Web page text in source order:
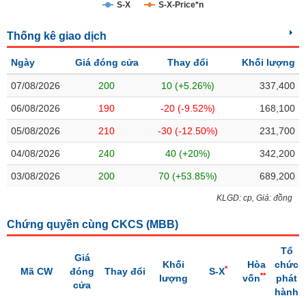
thái
phiếu
Quy
mô
thị
trường
Niêm
yết
mới
bổ
S-X S-X-Price*n
Thống kê giao dịch
Ngày Giá đóng cửa Thay đổi Khối lượng
07/08/2026 200 10 (+5.26%) 337,400
06/08/2026 190 -20 (-9.52%) 168,100
05/08/2026 210 -30 (-12.50%) 231,700
04/08/2026 240 40 (+20%) 342,200
03/08/2026 200 70 (+53.85%) 689,200
KLGD: cp, Giá: đồng
Chứng quyền cùng CKCS (MBB)
Mã CW
Giá
đóng
cửa
Thay đổi
Khối
lượng
S-X*
Hòa
vốn**
Tổ
chức
phát
hành
NGÀNH
DOANH
NGHIỆP
CỔ
PHIẾU
PHÁI